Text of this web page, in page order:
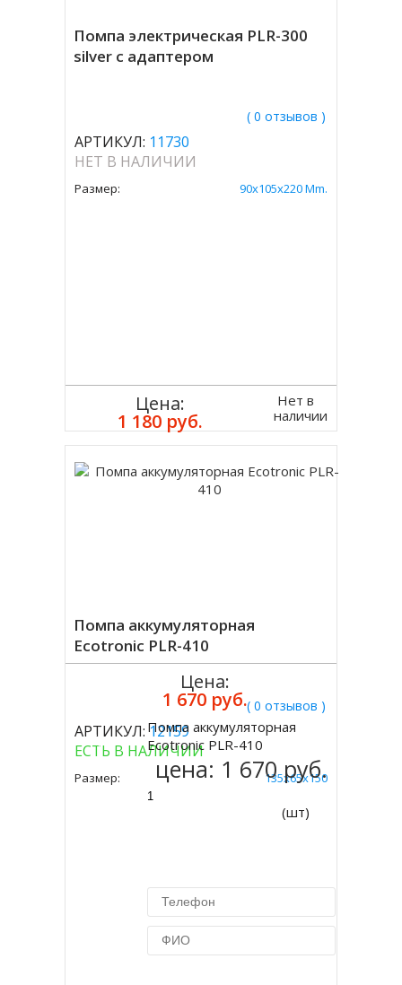
Помпа электрическая PLR-300
silver с адаптером
( 0 отзывов )
АРТИКУЛ: 11730
НЕТ В НАЛИЧИИ
Размер: 90x105x220 Mm.
Цена:
1 180 руб.
Нет в
наличии
Помпа аккумуляторная
Ecotronic PLR-410
( 0 отзывов )
АРТИКУЛ:12159
ЕСТЬ В НАЛИЧИИ
Размер: 135x65x150
Цена:
1 670 руб.
Купить
Помпа аккумуляторная
Ecotronic PLR-410
цена: 1 670 руб.
(шт)